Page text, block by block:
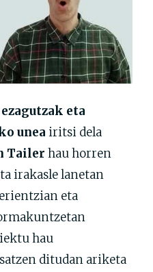
ezagutzak eta
unea iritsi dela
Tailer hau horren
irakasle lanetan
eta
hau
ditudan ariketa